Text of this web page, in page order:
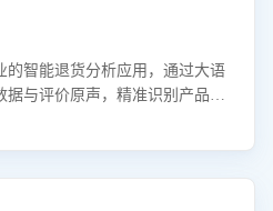
的智能退货分析应用，通过大语
据与评价原声，精准识别产品质
驱动产品迭代，从根本上降低